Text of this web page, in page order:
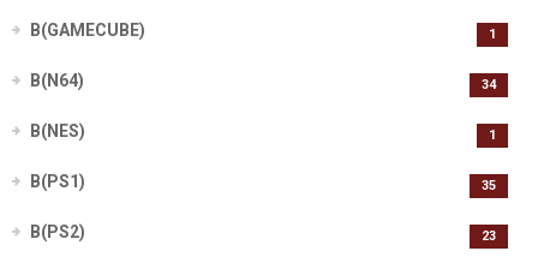
B(GAMECUBE) 1
B(N64) 34
B(NES) 1
B(PS1) 35
B(PS2) 23